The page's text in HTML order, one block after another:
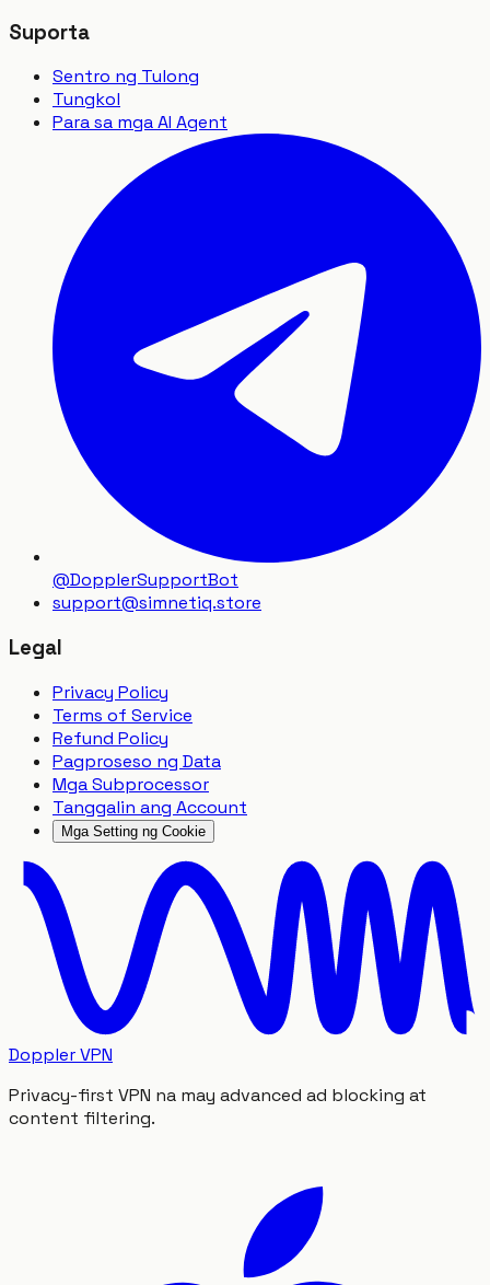
Suporta
Sentro ng Tulong
Tungkol
Para sa mga AI Agent
@DopplerSupportBot
support@simnetiq.store
Legal
Privacy Policy
Terms of Service
Refund Policy
Pagproseso ng Data
Mga Subprocessor
Tanggalin ang Account
Mga Setting ng Cookie
Doppler VPN
Privacy-first VPN na may advanced ad blocking at
content filtering.